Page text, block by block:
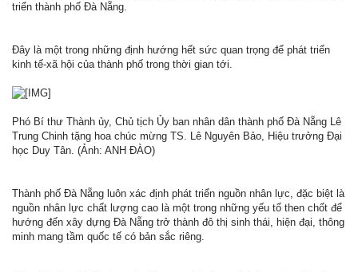
triển thành phố Đà Nẵng.
Đây là một trong những định hướng hết sức quan trọng để phát triển
kinh tế-xã hội của thành phố trong thời gian tới.
Phó Bí thư Thành ủy, Chủ tịch Ủy ban nhân dân thành phố Đà Nẵng Lê
Trung Chinh tặng hoa chúc mừng TS. Lê Nguyên Bảo, Hiệu trưởng Đại
học Duy Tân. (Ảnh: ANH ĐÀO)
Thành phố Đà Nẵng luôn xác định phát triển nguồn nhân lực, đặc biệt là
nguồn nhân lực chất lượng cao là một trong những yếu tố then chốt để
hướng đến xây dựng Đà Nẵng trở thành đô thị sinh thái, hiện đại, thông
minh mang tầm quốc tế có bản sắc riêng.